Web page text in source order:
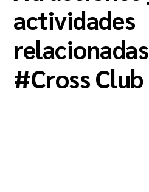
actividades
#Cross Club